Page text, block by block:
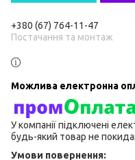
+380 (67) 764-11-47
Постачання та монтаж
У компанії підключені
будь-який товар не